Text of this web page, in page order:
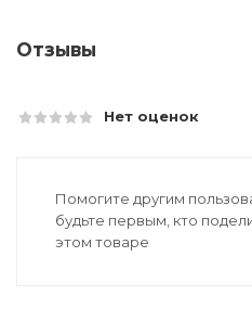
Отзывы
Нет оценок
Помогите другим
будьте первым, кто
этом товаре